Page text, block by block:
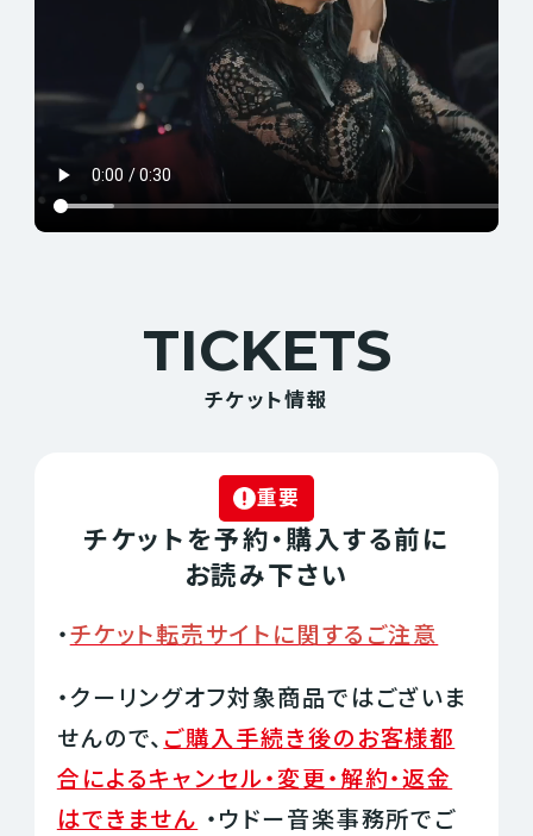
TICKETS
チケット情報
重要
チケットを予約・購入する前に
お読み下さい
・チケット転売サイトに関するご注意
・クーリングオフ対象商品ではございま
せんので、 ご購入手続き後のお客様都
合によるキャンセル・変更・解約・返金
はできません ・ウドー音楽事務所でご